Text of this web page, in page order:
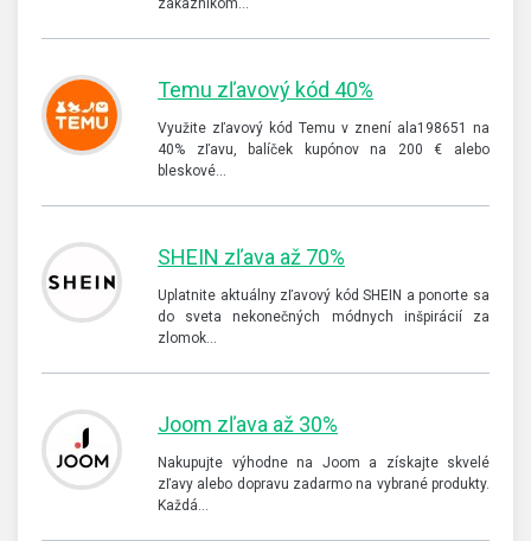
zákazníkom…
Temu zľavový kód 40%
Využite zľavový kód Temu v znení ala198651 na
40% zľavu, balíček kupónov na 200 € alebo
bleskové…
SHEIN zľava až 70%
Uplatnite aktuálny zľavový kód SHEIN a ponorte sa
do sveta nekonečných módnych inšpirácií za
zlomok…
Joom zľava až 30%
Nakupujte výhodne na Joom a získajte skvelé
zľavy alebo dopravu zadarmo na vybrané produkty.
Každá…